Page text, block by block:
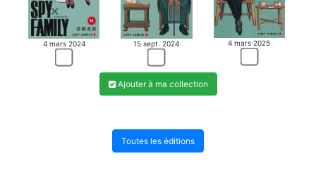
4 mars 2024 15 sept. 2024 4 mars 2025
Ajouter à ma collection
Toutes les éditions